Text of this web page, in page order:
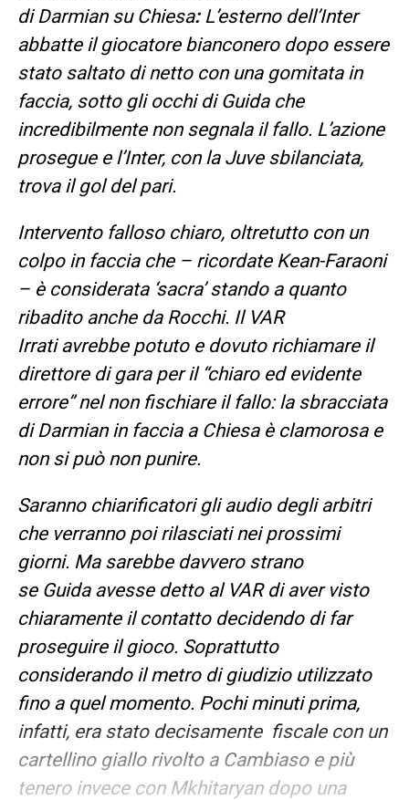
di Darmian su Chiesa:L’esterno dell’Inter
abbatte il giocatore bianconero dopo essere
stato saltato di netto con una gomitata in
faccia, sotto gli occhi di Guida che
incredibilmente non segnala il fallo. L’azione
prosegue e l’Inter, con la Juve sbilanciata,
trova il gol del pari.
Intervento falloso chiaro, oltretutto con un
colpo in faccia che – ricordate Kean-Faraoni
– è considerata ‘sacra’ stando a quanto
ribadito anche da Rocchi. Il VAR
Irrati avrebbe potuto e dovuto richiamare il
direttore di gara per il “chiaro ed evidente
errore” nel non fischiare il fallo: la sbracciata
di Darmian in faccia a Chiesa è clamorosa e
non si può non punire.
Saranno chiarificatori gli audio degli arbitri
che verranno poi rilasciati nei prossimi
giorni. Ma sarebbe davvero strano
se Guida avesse detto al VAR di aver visto
chiaramente il contatto decidendo di far
proseguire il gioco. Soprattutto
considerando il metro di giudizio utilizzato
fino a quel momento. Pochi minuti prima,
infatti, era stato decisamente fiscale con un
cartellino giallo rivolto a Cambiaso e più
tenero invece con Mkhitaryan dopo una